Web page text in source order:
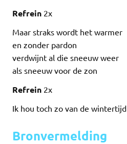
Refrein 2x
Maar straks wordt het warmer
en zonder pardon
verdwijnt al die sneeuw weer
als sneeuw voor de zon
Refrein 2x
Ik hou toch zo van de wintertijd
Bronvermelding